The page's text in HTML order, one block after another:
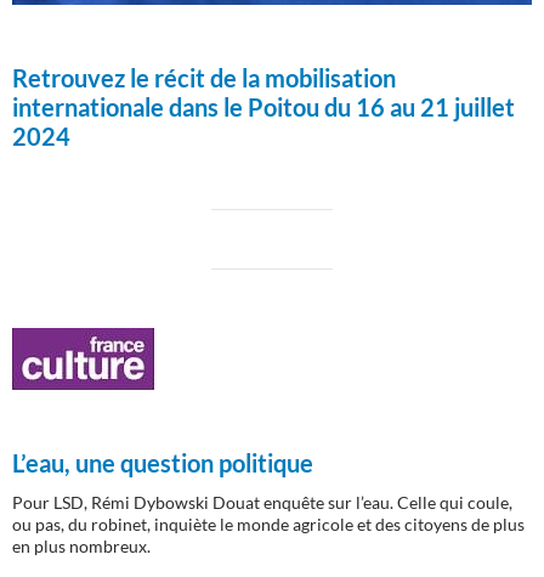
Retrouvez le récit de la mobilisation
internationale dans le Poitou du 16 au 21 juillet
2024
L’eau, une question politique
Pour LSD, Rémi Dybowski Douat enquête sur l’eau. Celle qui coule,
ou pas, du robinet, inquiète le monde agricole et des citoyens de plus
en plus nombreux.